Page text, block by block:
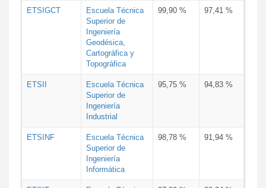
ETSIGCT
Escuela Técnica
Superior de
Ingeniería
Geodésica,
Cartográfica y
Topográfica
99,90 % 97,41 %
ETSII
Escuela Técnica
Superior de
Ingeniería
Industrial
95,75 % 94,83 %
ETSINF
Escuela Técnica
Superior de
Ingeniería
Informática
98,78 % 91,94 %